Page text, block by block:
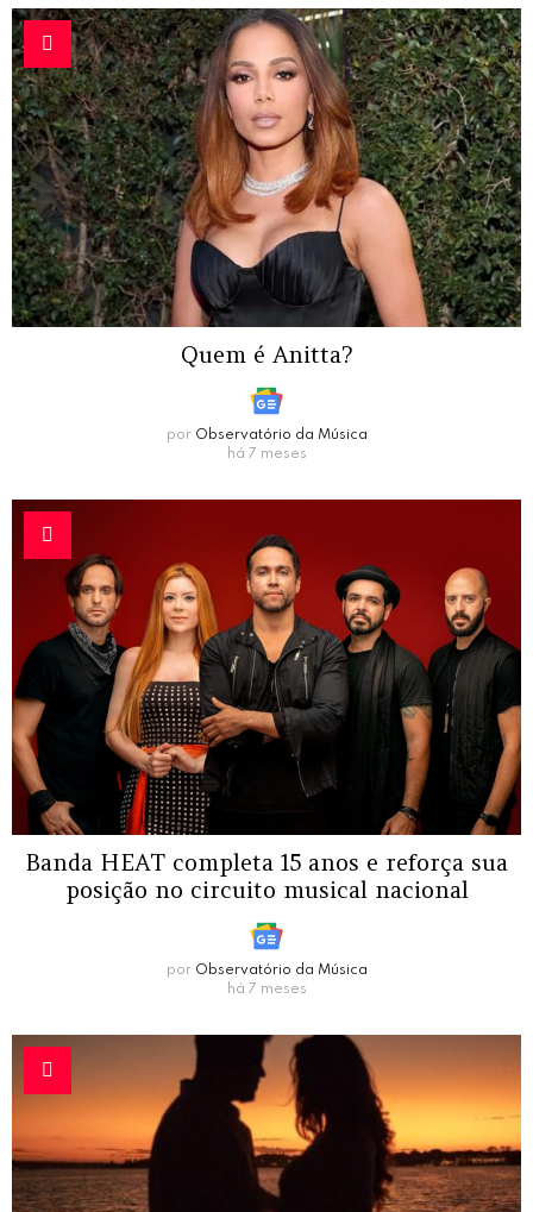
Quem é Anitta?
por Observatório da Música
há 7 meses
Banda HEAT completa 15 anos e reforça sua
posição no circuito musical nacional
por Observatório da Música
há 7 meses